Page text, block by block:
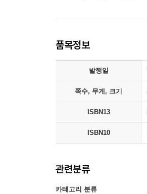
품목정보
발행일
쪽수, 무게, 크기
ISBN13
ISBN10
관련분류
카테고리 분류